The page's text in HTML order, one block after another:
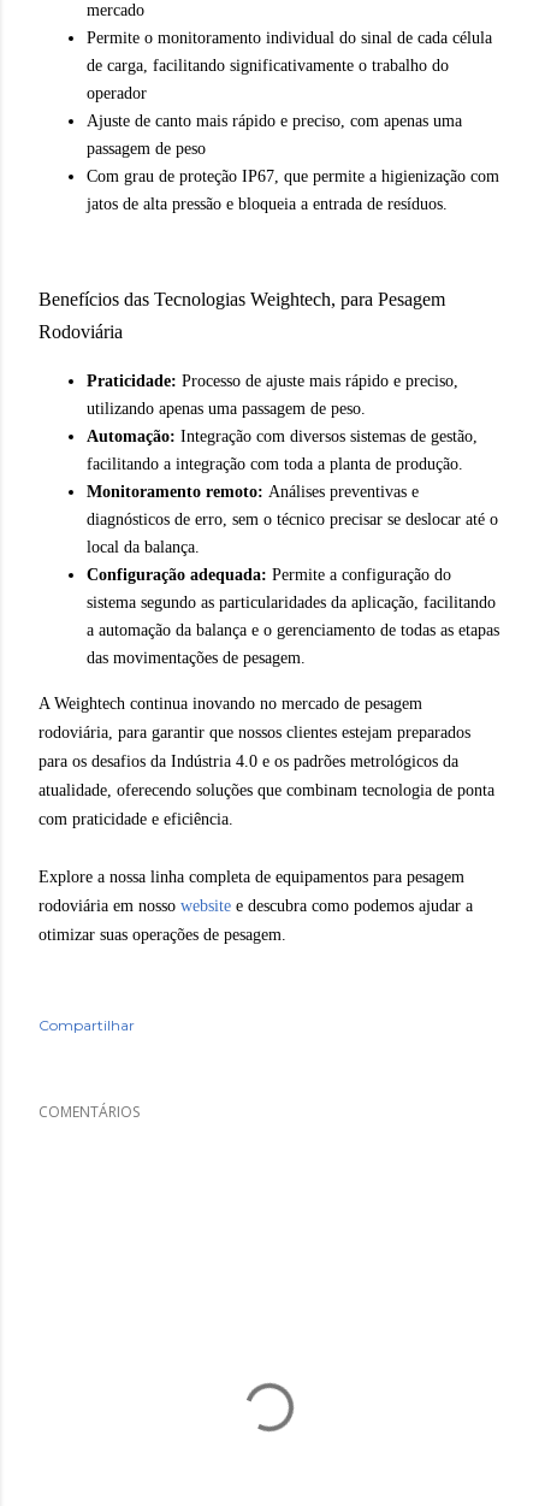
mercado
Permite o monitoramento individual do sinal de cada célula
de carga, facilitando significativamente o trabalho do
operador
Ajuste de canto mais rápido e preciso, com apenas uma
passagem de peso
Com grau de proteção IP67, que permite a higienização com
jatos de alta pressão e bloqueia a entrada de resíduos.
Benefícios das Tecnologias Weightech, para Pesagem
Rodoviária
Praticidade: Processo de ajuste mais rápido e preciso,
utilizando apenas uma passagem de peso.
Automação: Integração com diversos sistemas de gestão,
facilitando a integração com toda a planta de produção.
Monitoramento remoto: Análises preventivas e
diagnósticos de erro, sem o técnico precisar se deslocar até o
local da balança.
Configuração adequada: Permite a configuração do
sistema segundo as particularidades da aplicação, facilitando
a automação da balança e o gerenciamento de todas as etapas
das movimentações de pesagem.
A Weightech continua inovando no mercado de pesagem
rodoviária, para garantir que nossos clientes estejam preparados
para os desafios da Indústria 4.0 e os padrões metrológicos da
atualidade, oferecendo soluções que combinam tecnologia de ponta
com praticidade e eficiência.
Explore a nossa linha completa de equipamentos para pesagem
rodoviária em nosso website e descubra como podemos ajudar a
otimizar suas operações de pesagem.
Compartilhar
COMENTÁRIOS